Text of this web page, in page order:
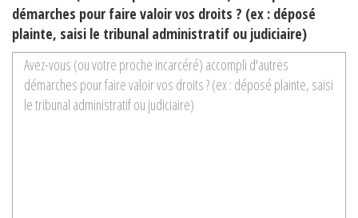
démarches pour faire valoir vos droits ? (ex : déposé
plainte, saisi le tribunal administratif ou judiciaire)